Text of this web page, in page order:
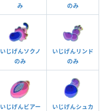
み
のみ
いじげんソクノ
のみ
いじげんリンド
のみ
いじげんビアー
いじげんシュカ